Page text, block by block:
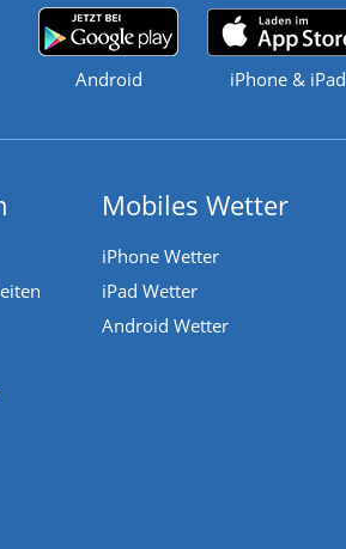
Android iPhone & iPad
Mobiles Wetter
iPhone Wetter
iPad Wetter
Android Wetter